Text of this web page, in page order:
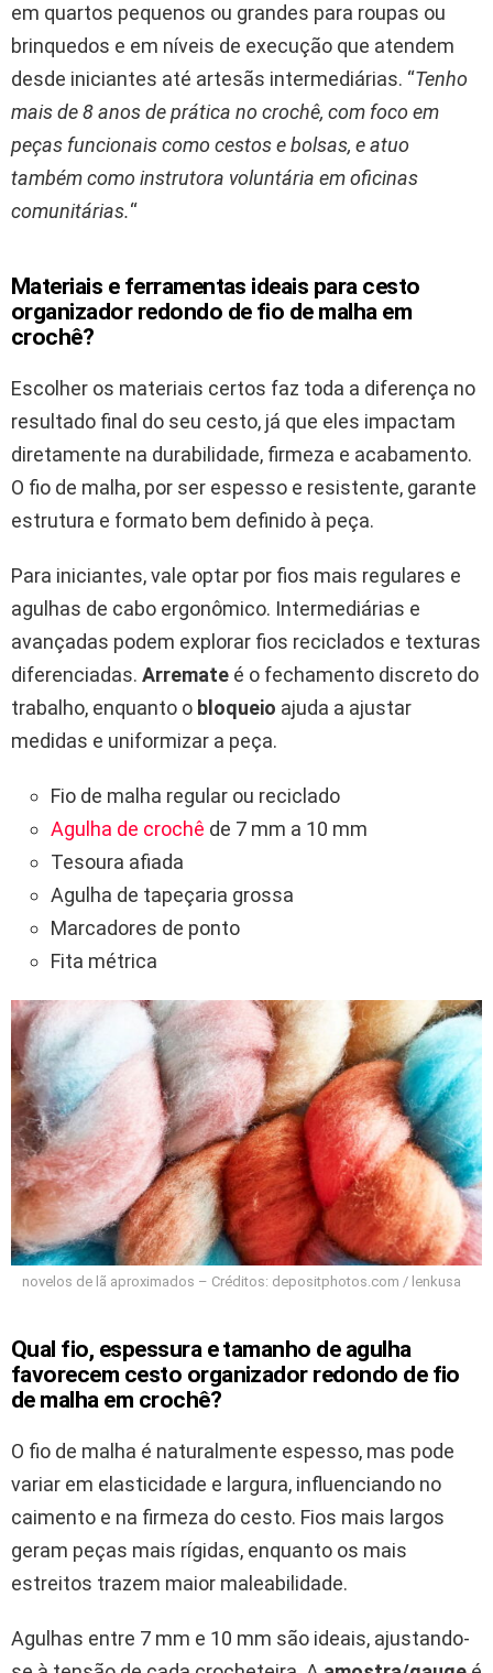
em quartos pequenos ou grandes para roupas ou
brinquedos e em níveis de execução que atendem
desde iniciantes até artesãs intermediárias. “Tenho
mais de 8 anos de prática no crochê, com foco em
peças funcionais como cestos e bolsas, e atuo
também como instrutora voluntária em oficinas
comunitárias.“
Materiais e ferramentas ideais para cesto
organizador redondo de fio de malha em
crochê?
Escolher os materiais certos faz toda a diferença no
resultado final do seu cesto, já que eles impactam
diretamente na durabilidade, firmeza e acabamento.
O fio de malha, por ser espesso e resistente, garante
estrutura e formato bem definido à peça.
Para iniciantes, vale optar por fios mais regulares e
agulhas de cabo ergonômico. Intermediárias e
avançadas podem explorar fios reciclados e texturas
diferenciadas. Arremate é o fechamento discreto do
trabalho, enquanto o bloqueio ajuda a ajustar
medidas e uniformizar a peça.
Fio de malha regular ou reciclado
Agulha de crochê de 7 mm a 10 mm
Tesoura afiada
Agulha de tapeçaria grossa
Marcadores de ponto
Fita métrica
novelos de lã aproximados – Créditos: depositphotos.com / lenkusa
Qual fio, espessura e tamanho de agulha
favorecem cesto organizador redondo de fio
de malha em crochê?
O fio de malha é naturalmente espesso, mas pode
variar em elasticidade e largura, influenciando no
caimento e na firmeza do cesto. Fios mais largos
geram peças mais rígidas, enquanto os mais
estreitos trazem maior maleabilidade.
Agulhas entre 7 mm e 10 mm são ideais, ajustando-